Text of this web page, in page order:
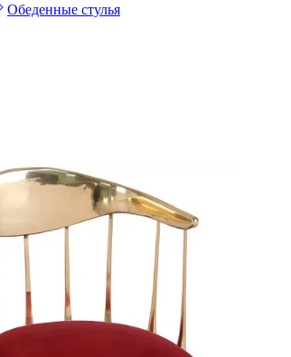
Обеденные стулья